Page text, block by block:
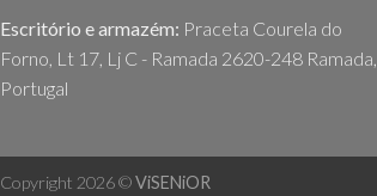
Escritório e armazém: Praceta Courela do
Forno, Lt 17, Lj C - Ramada 2620-248 Ramada,
Portugal
Copyright 2026 ©ViSENiOR